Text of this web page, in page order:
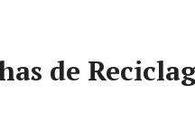
de